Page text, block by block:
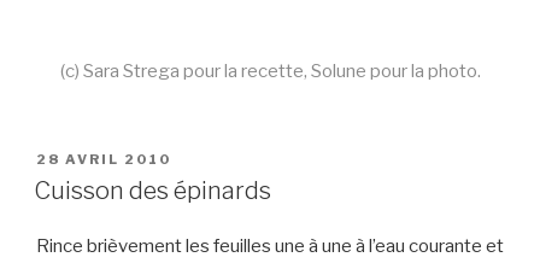
(c) Sara Strega pour la recette, Solune pour la photo.
PUBLIÉ
LE
28 AVRIL 2010
Cuisson des épinards
Rince brièvement les feuilles une à une à l’eau courante et